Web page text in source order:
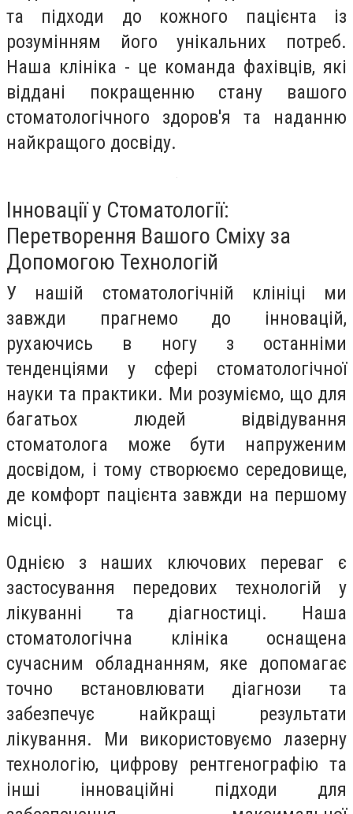
та підходи до кожного пацієнта із
розумінням його унікальних потреб.
Наша клініка - це команда фахівців, які
віддані покращенню стану вашого
стоматологічного здоров'я та наданню
найкращого досвіду.
Інновації у Стоматології:
Перетворення Вашого Сміху за
Допомогою Технологій
У нашій стоматологічній клініці ми
завжди прагнемо до інновацій,
рухаючись в ногу з останніми
тенденціями у сфері стоматологічної
науки та практики. Ми розуміємо, що для
багатьох людей відвідування
стоматолога може бути напруженим
досвідом, і тому створюємо середовище,
де комфорт пацієнта завжди на першому
місці.
Однією з наших ключових переваг є
застосування передових технологій у
лікуванні та діагностиці. Наша
стоматологічна клініка оснащена
сучасним обладнанням, яке допомагає
точно встановлювати діагнози та
забезпечує найкращі результати
лікування. Ми використовуємо лазерну
технологію, цифрову рентгенографію та
інші інноваційні підходи для